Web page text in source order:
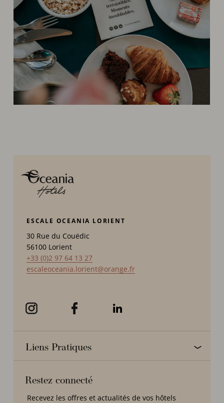
ESCALE OCEANIA LORIENT
30 Rue du Couëdic
56100 Lorient
+33 (0)2 97 64 13 27
escaleoceania.lorient@orange.fr
Liens Pratiques
Restez connecté
Recevez les offres et actualités de vos hôtels